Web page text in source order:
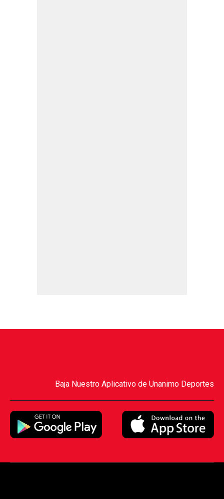
Baja Nuestro Aplicativo de Unanimo Deportes